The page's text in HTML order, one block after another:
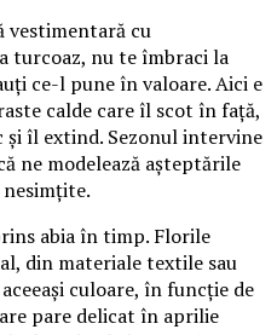
vestimentară cu
turcoaz, nu te îmbraci la
ce-l pune în valoare. Aici e
calde care îl scot în față,
îl extind. Sezonul intervine
ne modelează așteptările
abia în timp. Florile
din materiale textile sau
culoare, în funcție de
pare delicat în aprilie